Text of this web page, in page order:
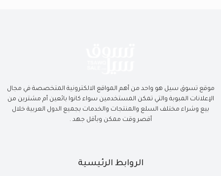
موقع تسوق سيل هو واحد من أهم المواقع الالكترونية المتخصصة في مجال
الإعلانات المبوبة والتي تمكن المستخدمين سواء كانوا بائعين أم مشترين من
بيع وشراء مختلف السلع والمنتجات والخدمات بجميع الدول العربية خلال
أقصر وقت ممكن وبأقل جهد .
الروابط الرئيسية